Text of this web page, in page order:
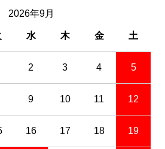
2026年9月
水 木 金 土
2 3 4 5
9 10 11 12
16 17 18 19